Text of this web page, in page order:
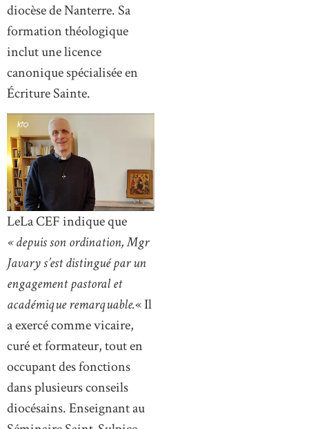
diocèse de Nanterre. Sa
formation théologique
inclut une licence
canonique spécialisée en
Écriture Sainte.
LeLa CEF indique que
« depuis son ordination, Mgr
Javary s’est distingué par un
engagement pastoral et
académique remarquable.« Il
a exercé comme vicaire,
curé et formateur, tout en
occupant des fonctions
dans plusieurs conseils
diocésains. Enseignant au